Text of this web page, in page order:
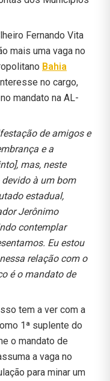
Fernando Vita
mais uma vaga no
Bahia
no cargo,
mandato na AL-
de amigos e
e a
mas, neste
à um bom
estadual,
Jerônimo
contemplar
Eu estou
relação com o
é o mandato de
tem a ver com a
1ª suplente do
o mandato de
a vaga no
para minar um